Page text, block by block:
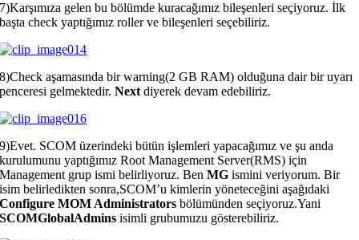
7)Karşımıza gelen bu bölümde kuracağımız bileşenleri seçiyoruz. İlk
başta check yaptığımız roller ve bileşenleri seçebiliriz.
8)Check aşamasında bir warning(2 GB RAM) olduğuna dair bir uyarı
penceresi gelmektedir. Next diyerek devam edebiliriz.
9)Evet. SCOM üzerindeki bütün işlemleri yapacağımız ve şu anda
kurulumunu yaptığımız Root Management Server(RMS) için
Management grup ismi belirliyoruz. BenMG ismini veriyorum. Bir
isim belirledikten sonra,SCOM’u kimlerin yöneteceğini aşağıdaki
Configure MOM Administratorsbölümünden seçiyoruz.Yani
SCOMGlobalAdmins isimli grubumuzu gösterebiliriz.